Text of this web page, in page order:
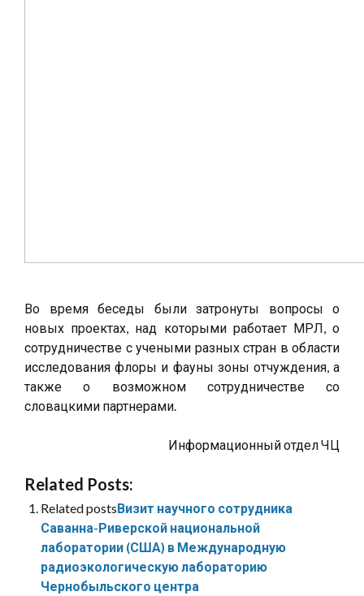
Во время беседы были затронуты вопросы о
новых проектах, над которыми работает МРЛ, о
сотрудничестве с учеными разных стран в области
исследования флоры и фауны зоны отчуждения, а
также о возможном сотрудничестве со
словацкими партнерами.
Информационный отдел ЧЦ
Related Posts:
Related postsВизит научного сотрудника
Саванна-Риверской национальной
лаборатории (США) в Международную
радиоэкологическую лабораторию
Чернобыльского центра